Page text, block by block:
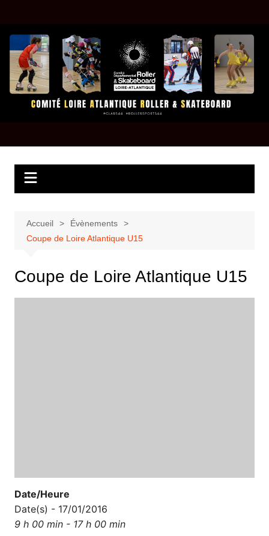
contenu
Accueil
Évènements
Coupe de Loire Atlantique U15
Coupe de Loire Atlantique U15
Date/Heure
Date(s) - 17/01/2016
9 h 00 min - 17 h 00 min